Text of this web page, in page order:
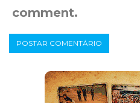
comment.